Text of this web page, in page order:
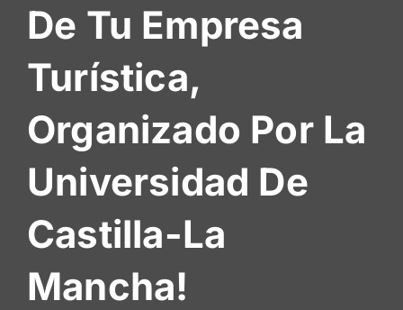
Socios
De Tu Empresa
Turística,
Organizado Por La
Universidad De
Castilla-La
Mancha!